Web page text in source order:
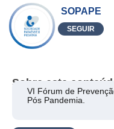
SOPAPE
SEGUIR
Sobre este
VI Fórum de
Pós Pandemia.